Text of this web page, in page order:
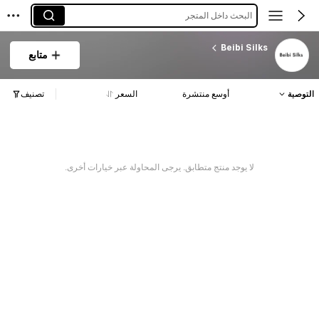
البحث داخل المتجر
Beibi Silks
متابع
التوصية أوسع منتشرة السعر تصنيف
لا يوجد منتج متطابق. يرجى المحاولة عبر خيارات أخرى.